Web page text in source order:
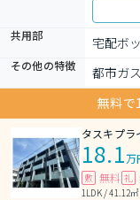
共用部
宅配ボ
その他の特徴
都市ガス
無料で
タスキプ
18.1万
敷 無料 礼
1LDK / 41.12